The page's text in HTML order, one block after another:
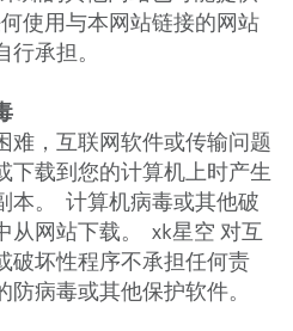
使用与本网站链接的网站
承担。
难，互联网软件或传输问题
下载到您的计算机上时产生
本。 计算机病毒或其他破
从网站下载。 xk星空 对互
破坏性程序不承担任何责
病毒或其他保护软件。